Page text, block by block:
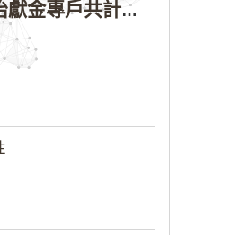
公告本院許可115年縣（市）長、直轄市議員、縣（市）議員擬參選人開立政治獻金專戶共計4戶。各專戶得收受政治獻金期間為自專戶許可設立日起至115年11月27日止，專戶名冊詳如附件。